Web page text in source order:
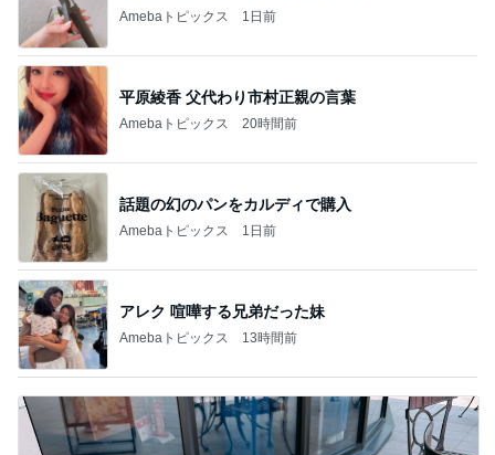
Amebaトピックス 1日前
平原綾香 父代わり市村正親の言葉
Amebaトピックス 20時間前
話題の幻のパンをカルディで購入
Amebaトピックス 1日前
アレク 喧嘩する兄弟だった妹
Amebaトピックス 13時間前